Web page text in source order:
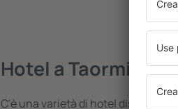
Hotel a Taormina
C'è una varietà di hotel disponibili